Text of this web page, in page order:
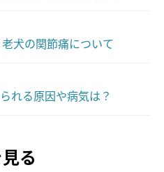
犬の関節痛について
れる原因や病気は？
る